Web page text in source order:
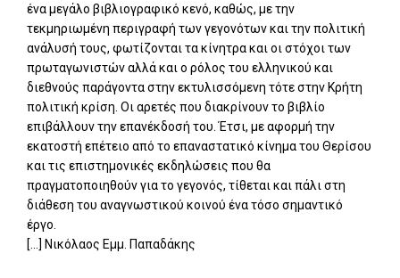
ένα μεγάλο βιβλιογραφικό κενό, καθώς, με την
τεκμηριωμένη περιγραφή των γεγονότων και την πολιτική
ανάλυσή τους, φωτίζονται τα κίνητρα και οι στόχοι των
πρωταγωνιστών αλλά και ο ρόλος του ελληνικού και
διεθνούς παράγοντα στην εκτυλισσόμενη τότε στην Κρήτη
πολιτική κρίση. Οι αρετές που διακρίνουν το βιβλίο
επιβάλλουν την επανέκδοσή του. Έτσι, με αφορμή την
εκατοστή επέτειο από το επαναστατικό κίνημα του Θερίσου
και τις επιστημονικές εκδηλώσεις που θα
πραγματοποιηθούν για το γεγονός, τίθεται και πάλι στη
διάθεση του αναγνωστικού κοινού ένα τόσο σημαντικό
έργο.
[...] Νικόλαος Εμμ. Παπαδάκης